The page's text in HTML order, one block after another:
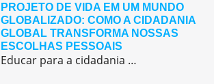
PROJETO DE VIDA EM UM MUNDO
GLOBALIZADO: COMO A CIDADANIA
GLOBAL TRANSFORMA NOSSAS
ESCOLHAS PESSOAIS
Educar para a cidadania global é educar para a construção de projetos de vida mais engajados e conscientes.